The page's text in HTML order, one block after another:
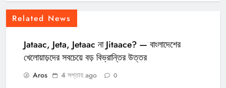
Related News
Jataac, Jeta, Jetaac না Jitaace? — বাংলাদেশের
খেলোয়াড়দের সবচেয়ে বড় বিভ্রান্তির উত্তর
Aros 4 সপ্তাহ ago 0